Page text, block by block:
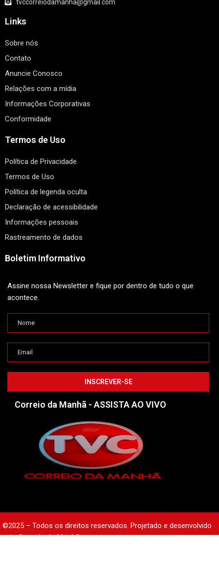
tvccorreiodamanha@gmail.com
Links
Sobre nós
Contato
Anuncie Conosco
Relações com a mídia
Informações Corporativas
Conformidade
Termos de Uso
Política de Privacidade
Termos de Uso
Política de legenda oculta
Declaração de acessibilidade
Informações pessoais
Rastreamento de dados
Boletim Informativo
Assine nossa Newsletter e fique por dentro de tudo o que
acontece.
Correio da Manhã - ASSISTA AO VIVO
©2025 – Todos os direitos reservados. Projetado e desenvolvido
peloCorreio da Manhã.